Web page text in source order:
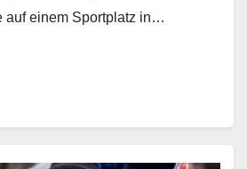
auf einem Sportplatz in…